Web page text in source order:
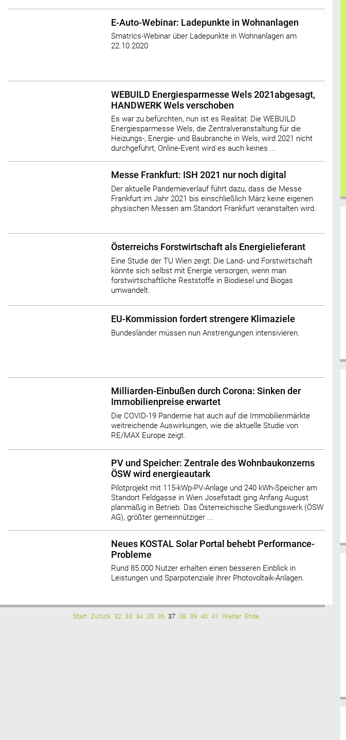
E-Auto-Webinar: Ladepunkte in Wohnanlagen
Smatrics-Webinar über Ladepunkte in Wohnanlagen am
22.10.2020
WEBUILD Energiesparmesse Wels 2021abgesagt,
HANDWERK Wels verschoben
Es war zu befürchten, nun ist es Realität: Die WEBUILD
Energiesparmesse Wels, die Zentralveranstaltung für die
Heizungs-, Energie- und Baubranche in Wels, wird 2021 nicht
durchgeführt, Online-Event wird es auch keines ...
Messe Frankfurt: ISH 2021 nur noch digital
Der aktuelle Pandemieverlauf führt dazu, dass die Messe
Frankfurt im Jahr 2021 bis einschließlich März keine eigenen
physischen Messen am Standort Frankfurt veranstalten wird.
Österreichs Forstwirtschaft als Energielieferant
Eine Studie der TU Wien zeigt: Die Land- und Forstwirtschaft
könnte sich selbst mit Energie versorgen, wenn man
forstwirtschaftliche Reststoffe in Biodiesel und Biogas
umwandelt.
EU-Kommission fordert strengere Klimaziele
Bundesländer müssen nun Anstrengungen intensivieren.
Milliarden-Einbußen durch Corona: Sinken der
Immobilienpreise erwartet
Die COVID-19 Pandemie hat auch auf die Immobilienmärkte
weitreichende Auswirkungen, wie die aktuelle Studie von
RE/MAX Europe zeigt.
PV und Speicher: Zentrale des Wohnbaukonzerns
ÖSW wird energieautark
Pilotprojekt mit 115-kWp-PV-Anlage und 240 kWh-Speicher am
Standort Feldgasse in Wien Josefstadt ging Anfang August
planmäßig in Betrieb. Das Österreichische Siedlungswerk (ÖSW
AG), größter gemeinnütziger ...
Neues KOSTAL Solar Portal behebt Performance-
Probleme
Rund 85.000 Nutzer erhalten einen besseren Einblick in
Leistungen und Sparpotenziale ihrer Photovoltaik-Anlagen.
Start Zurück 32 33 34 35 36 37 38 39 40 41 Weiter Ende